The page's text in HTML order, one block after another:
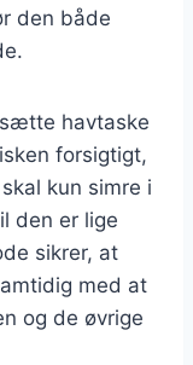
den både
havtaske
forsigtigt,
kun simre i
den er lige
sikrer, at
med at
og de øvrige